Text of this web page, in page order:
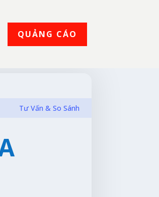
QUẢNG CÁO
Tư Vấn & So Sánh